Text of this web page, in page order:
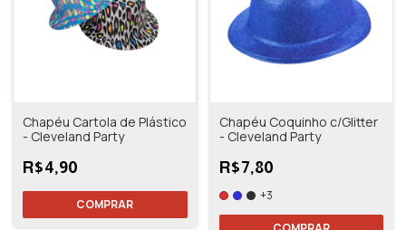
Chapéu Cartola de Plástico
- Cleveland Party
R$4,90
COMPRAR
Chapéu Coquinho c/Glitter
- Cleveland Party
R$7,80
+3